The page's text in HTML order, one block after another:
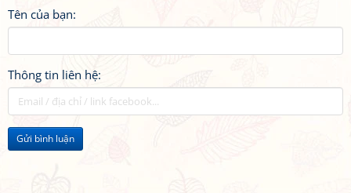
Tên của bạn:
Thông tin liên hệ:
Gửi bình luận